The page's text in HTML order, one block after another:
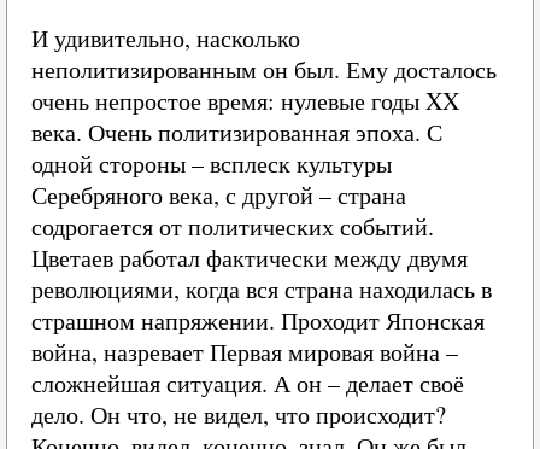
И удивительно, насколько
неполитизированным он был. Ему досталось
очень непростое время: нулевые годы XX
века. Очень политизированная эпоха. С
одной стороны – всплеск культуры
Серебряного века, с другой – страна
содрогается от политических событий.
Цветаев работал фактически между двумя
революциями, когда вся страна находилась в
страшном напряжении. Проходит Японская
война, назревает Первая мировая война –
сложнейшая ситуация. А он – делает своё
дело. Он что, не видел, что происходит?